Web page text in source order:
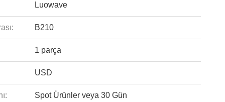
Luowave
B210
1 parça
USD
Spot Ürünler veya 30 Gün